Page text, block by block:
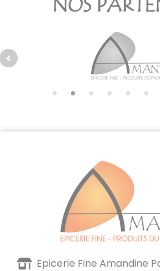
NOS
Epicerie Fine Amandine